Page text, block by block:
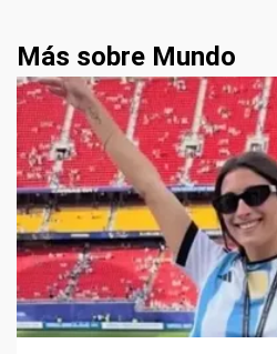
Más sobre Mundo